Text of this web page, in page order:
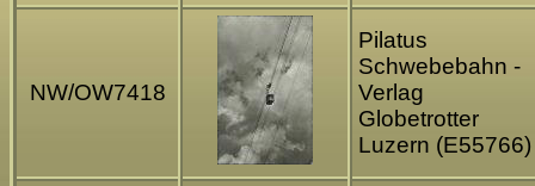
NW/OW7418
Pilatus
Schwebebahn -
Verlag
Globetrotter
Luzern (E55766)